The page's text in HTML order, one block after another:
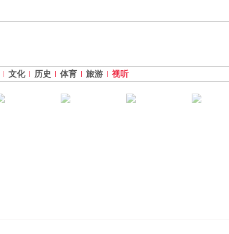
文化 历史 体育 旅游 视听